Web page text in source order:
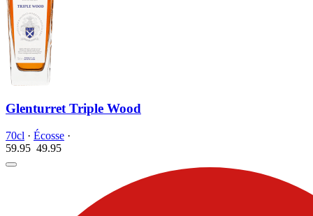
Glenturret Triple Wood
70cl · Écosse ·
59.95 49.95